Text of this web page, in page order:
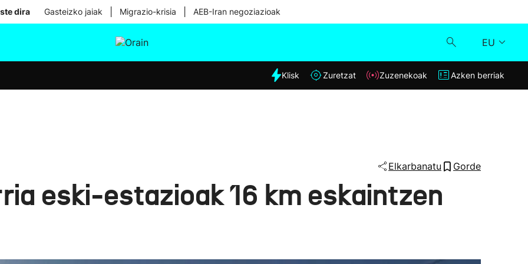
dira Gasteizko jaiak Migrazio-krisia AEB-Iran negoziazioak
EU
Eguraldia
Klisk
Klisk Zuretzat Zuzenekoak Azken berriak
Elkarbanatu Gorde
eski-estazioak 16 km eskaintzen